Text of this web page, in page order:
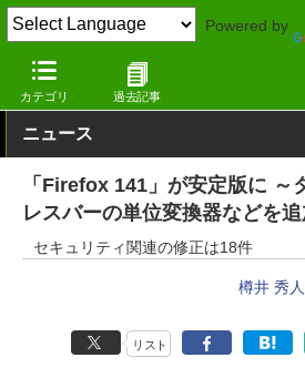
Powered by
カテゴリ 過去記事
窓の杜 インターネット
ニュース
「Firefox 141」が安定版に ～
レスバーの単位変換器などを追
セキュリティ関連の修正は18件
樽井 秀人
リスト